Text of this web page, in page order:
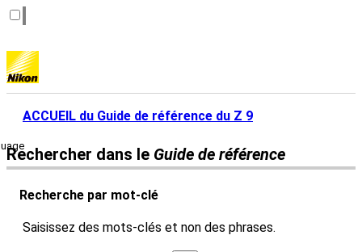
ACCUEIL du Guide de référence du Z 9
Rechercher dans le Guide de référence
Recherche par mot-clé
Saisissez des mots-clés et non des phrases.